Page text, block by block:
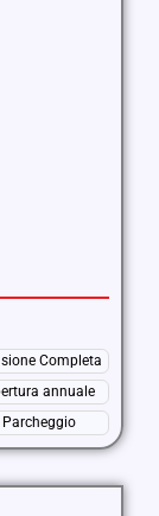
Completa
annuale
Parcheggio